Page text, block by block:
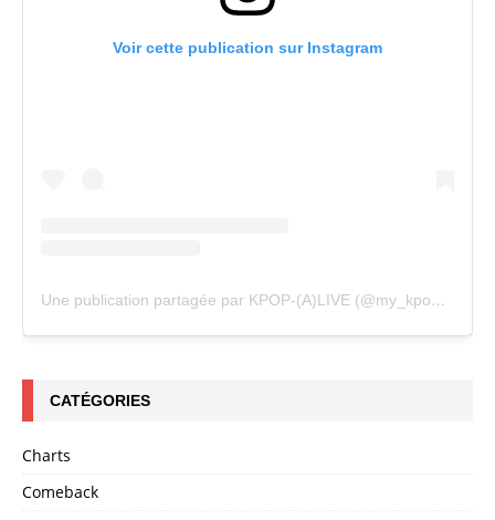
Voir cette publication sur Instagram
Une publication partagée par KPOP-(A)LIVE (@my_kpopalive)
CATÉGORIES
Charts
Comeback